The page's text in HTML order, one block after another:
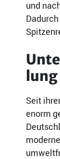
und
lung
Seit
enorm